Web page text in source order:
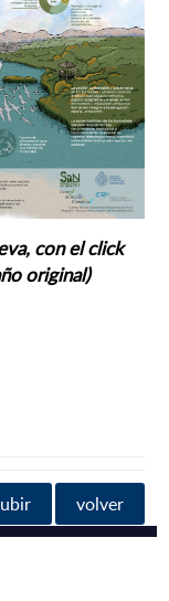
con el click
original)
volver